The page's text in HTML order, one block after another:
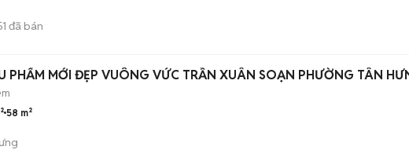
đã bán
PHẨM MỚI ĐẸP VUÔNG VỨC TRẦN XUÂN SOẠN PHƯỜNG TÂN
58 m²